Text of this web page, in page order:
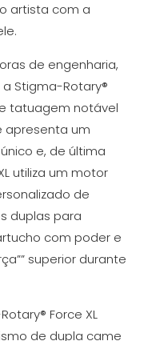
artista com a
de engenharia,
Stigma-Rotary®
tatuagem notável
apresenta um
e, de última
utiliza um motor
de
duplas para
com poder e
superior durante
Force XL
de dupla came